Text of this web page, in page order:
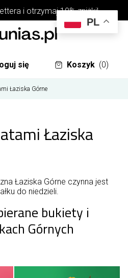
i otrzymaj 10% zniżki!
się Koszyk (0)
Łaziska Górne
Łaziska
Łaziska Górne czynna jest
do niedzieli.
bukiety i
Górnych
PL